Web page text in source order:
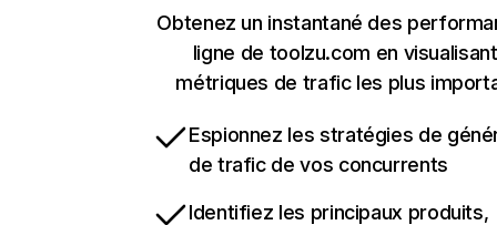
Obtenez un instantané des
ligne de toolzu.com en
métriques de trafic les plus
Espionnez les stratégies de
de trafic de vos concurrents
Identifiez les principaux produits,